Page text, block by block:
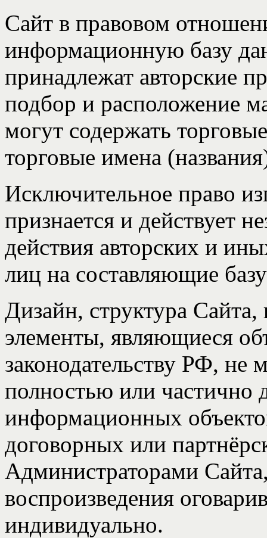
Сайт в правовом
информационную базу
принадлежат авторские
подбор и расположение
могут содержать
торговые имена
Исключительное право
признается и действует
действия авторских и
лиц на составляющие
Дизайн, структура
элементы, являющиеся
законодательству РФ, не
полностью или частично
информационных
договорных или
Администраторами
воспроизведения
индивидуально.